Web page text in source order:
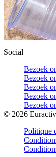
Social
Bezoek
Bezoek
Bezoek
Bezoek
Bezoek
© 2026
Politique